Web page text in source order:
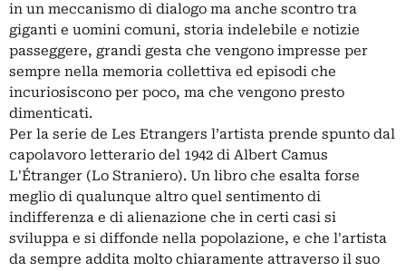
in un meccanismo di dialogo ma anche scontro tra
giganti e uomini comuni, storia indelebile e notizie
passeggere, grandi gesta che vengono impresse per
sempre nella memoria collettiva ed episodi che
incuriosiscono per poco, ma che vengono presto
dimenticati.
Per la serie de Les Etrangers l’artista prende spunto dal
capolavoro letterario del 1942 di Albert Camus
L'Étranger (Lo Straniero). Un libro che esalta forse
meglio di qualunque altro quel sentimento di
indifferenza e di alienazione che in certi casi si
sviluppa e si diffonde nella popolazione, e che l'artista
da sempre addita molto chiaramente attraverso il suo